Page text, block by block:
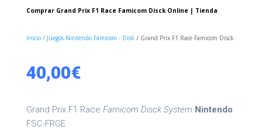
Comprar Grand Prix F1 Race Famicom Disck Online | Tienda
Inicio/ Juegos Nintendo Famicom - Disk / Grand Prix F1 Race Famicom Disck
40,00€
Grand Prix F1 Race Famicom Disck System Nintendo
FSC-FRGE